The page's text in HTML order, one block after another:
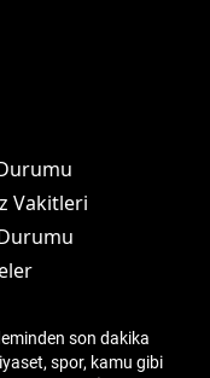
Vakitleri
son dakika
spor, kamu gibi